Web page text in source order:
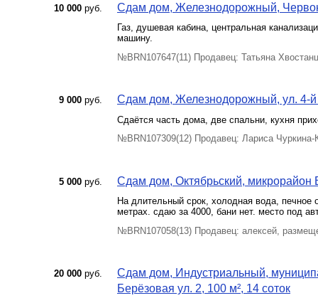
10 000 руб. Сдам дом, Железнодорожный,
Газ, душевая кабина, центральная
машину.
№BRN107647(11) Продавец: Татьяна
9 000 руб. Сдам дом, Железнодорожный, ул. 4-й
Сдаётся часть дома, две спальни, кухня
№BRN107309(12) Продавец: Лариса
5 000 руб. Сдам дом, Октябрьский, микрорайон
На длительный срок, холодная вода, печное
метрах. сдаю за 4000, бани нет. место под
№BRN107058(13) Продавец: алексей,
20 000 руб.
Сдам дом, Индустриальный,
Берёзовая ул. 2, 100 м², 14 соток